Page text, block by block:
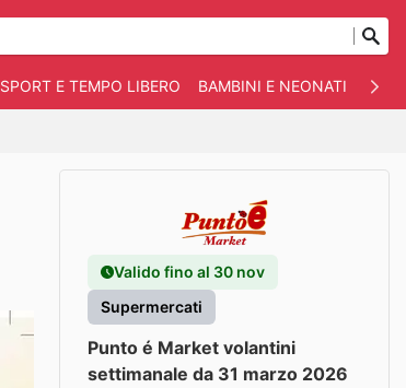
SPORT E TEMPO LIBERO BAMBINI E NEONATI
Valido fino al 30 nov
Supermercati
Punto é Market volantini
settimanale da 31 marzo 2026